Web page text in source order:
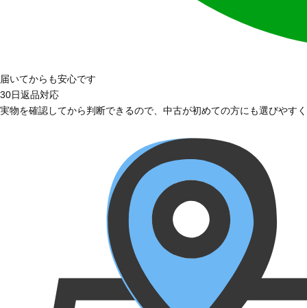
届いてからも安心です
30日返品対応
実物を確認してから判断できるので、中古が初めての方にも選びやす